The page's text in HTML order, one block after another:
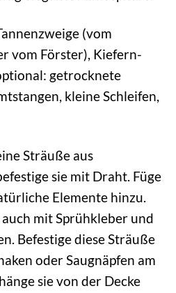
(vom
vom Förster), Kiefern-
getrocknete
kleine Schleifen,
Sträuße aus
sie mit Draht. Füge
Elemente hinzu.
mit Sprühkleber und
Befestige diese Sträuße
oder Saugnäpfen am
sie von der Decke